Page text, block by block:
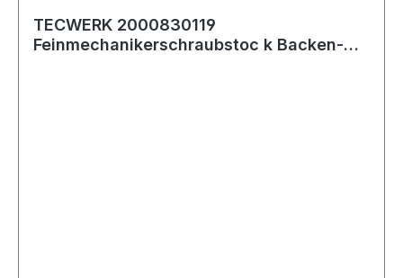
TECWERK 2000830119
Feinmechanikerschraubstoc k Backen-